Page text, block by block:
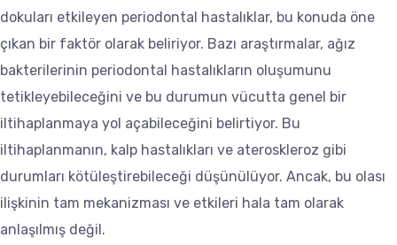
dokuları etkileyen periodontal hastalıklar, bu konuda öne
çıkan bir faktör olarak beliriyor. Bazı araştırmalar, ağız
bakterilerinin periodontal hastalıkların oluşumunu
tetikleyebileceğini ve bu durumun vücutta genel bir
iltihaplanmaya yol açabileceğini belirtiyor. Bu
iltihaplanmanın, kalp hastalıkları ve ateroskleroz gibi
durumları kötüleştirebileceği düşünülüyor. Ancak, bu olası
ilişkinin tam mekanizması ve etkileri hala tam olarak
anlaşılmış değil.